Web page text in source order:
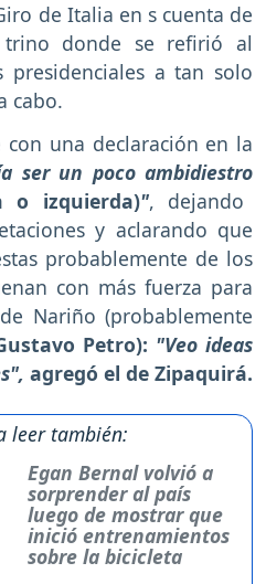
de Italia en s cuenta de
donde se refirió al
presidenciales a tan solo
cabo.
con una declaración en la
ser un poco ambidiestro
o izquierda)", dejando
y aclarando que
probablemente de los
con más fuerza para
Nariño (probablemente
Petro): "Veo ideas
agregó el de Zipaquirá.
leer también:
Egan Bernal volvió a
sorprender al país
luego de mostrar que
inició entrenamientos
sobre la bicicleta